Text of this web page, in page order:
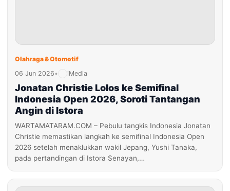
Olahraga & Otomotif
06 Jun 2026• iMedia
Jonatan Christie Lolos ke Semifinal
Indonesia Open 2026, Soroti Tantangan
Angin di Istora
WARTAMATARAM.COM – Pebulu tangkis Indonesia Jonatan
Christie memastikan langkah ke semifinal Indonesia Open
2026 setelah menaklukkan wakil Jepang, Yushi Tanaka,
pada pertandingan di Istora Senayan,…